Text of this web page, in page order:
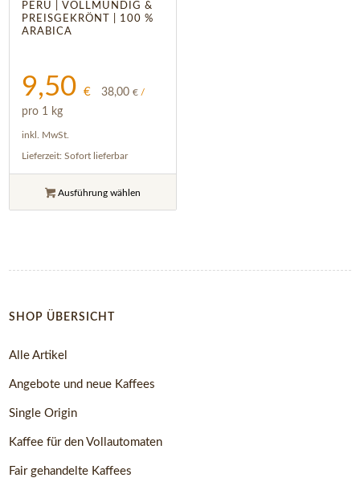
PERU | VOLLMUNDIG &
PREISGEKRÖNT | 100 %
ARABICA
9,50€ 38,00€ /
pro 1 kg
inkl. MwSt.
Lieferzeit:Sofort lieferbar
Ausführung wählen
SHOP ÜBERSICHT
Alle Artikel
Angebote und neue Kaffees
Single Origin
Kaffee für den Vollautomaten
Fair gehandelte Kaffees